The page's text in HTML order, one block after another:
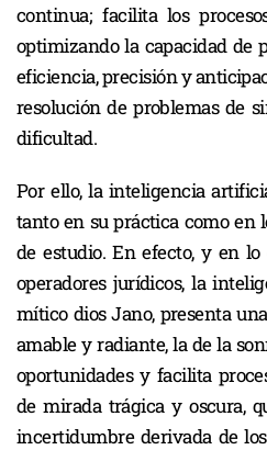
continua; facilita los
optimizando la capacidad de
eficiencia, precisión y
resolución de problemas de
dificultad.
Por ello, la inteligencia
tanto en su práctica como en
de estudio. En efecto, y en
operadores jurídicos, la
mítico dios Jano, presenta
amable y radiante, la de la
oportunidades y facilita
de mirada trágica y oscura,
incertidumbre derivada de